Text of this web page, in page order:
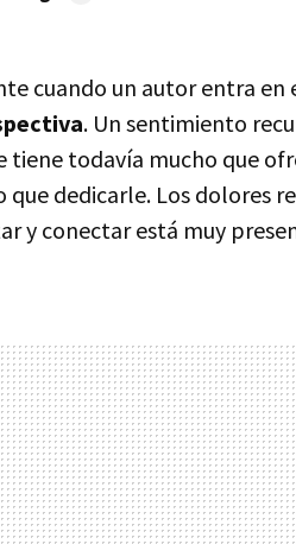
cuando un autor entra en
. Un sentimiento
tiene todavía mucho que
que dedicarle. Los dolores
y conectar está muy